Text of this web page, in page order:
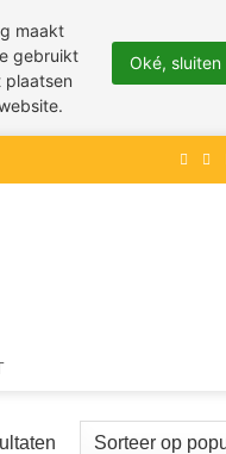
Gesorteerd
maakt
gebruikt
plaatsen
Oké, sluiten